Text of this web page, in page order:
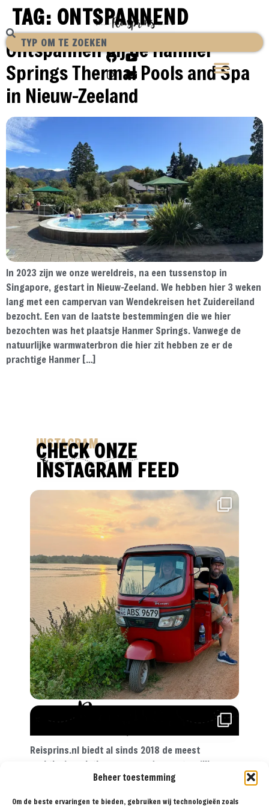
Beheer toestemming
Om de beste ervaringen te bieden, gebruiken wij technologieën zoals
TAG: ONTSPANNEND
Ontspannen bij de Hanmer
Springs Thermal Pools and Spa
in Nieuw-Zeeland
In 2023 zijn we onze wereldreis, na een tussenstop in
Singapore, gestart in Nieuw-Zeeland. We hebben hier 3 weken
lang met een campervan van Wendekreisen het Zuidereiland
bezocht. Een van de laatste bestemmingen die we hier
bezochten was het plaatsje Hanmer Springs. Vanwege de
natuurlijke warmwaterbron die hier zit hebben ze er de
prachtige Hanmer […]
INSTAGRAM
CHECK ONZE
INSTAGRAM FEED
Reisprins.nl biedt al sinds 2018 de meest
praktische reistips aan voor de avontuurlijke
reiziger. Met onze tips, reisroutes en